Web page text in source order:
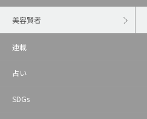
美容賢者
連載
占い
SDGs